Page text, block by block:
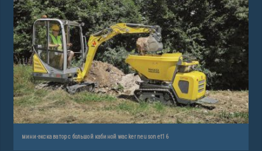
мини-экскаватор с большой кабиной wacker neuson et16